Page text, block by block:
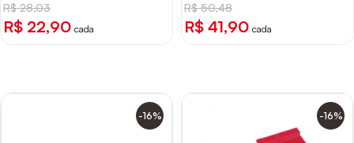
R$ 28,03
R$ 22,90 cada
R$ 50,48
R$ 41,90 cada
-16% -16%